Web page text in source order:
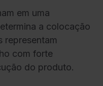
em uma
a colocação
representam
com forte
do produto.